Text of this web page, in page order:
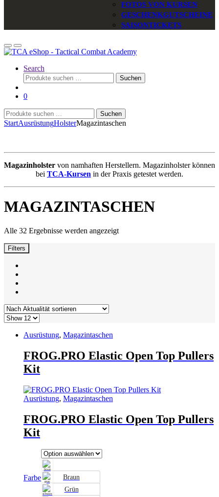
FOTOS VON KURSEN
GESCHENKGUTSCHEINE
SAISONTICKETS
Search
Suchen
nach:
Suchen
0
Suchen
nach:
Suchen
StartAusrüstungHolsterMagazintaschen
Magazinholster von namhaften Herstellern. Magazinholster können
bei TCA-Kursen in der Praxis getestet werden.
MAGAZINTASCHEN
Alle 32 Ergebnisse werden angezeigtNach
Filters
Ausrüstung, Magazintaschen
FROG.PRO Elastic Open Top Pullers
Kit
Ausrüstung, Magazintaschen
FROG.PRO Elastic Open Top Pullers
Kit
Farbe
Braun
Grün